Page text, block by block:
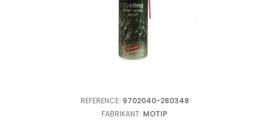
REFERENCE: 9702040-280348
FABRIKANT: MOTIP